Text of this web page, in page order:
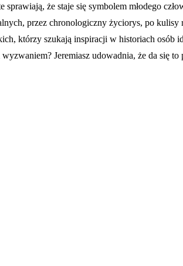
sprawiają, że staje się symbolem młodego
przez chronologiczny życiorys, po
którzy szukają inspiracji w historiach osób
Jeremiasz udowadnia, że da się to